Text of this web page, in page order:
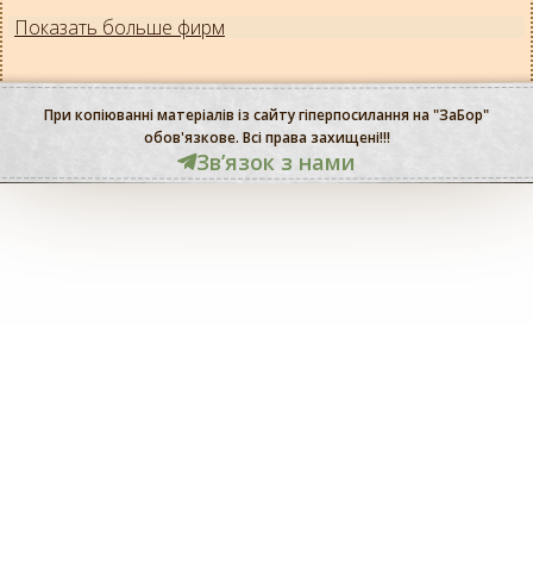
Показать больше фирм
При копіюванні матеріалів із сайту гіперпосилання на "ЗаБор"
обов'язкове. Всі права захищені!!!
Звʼязок з нами